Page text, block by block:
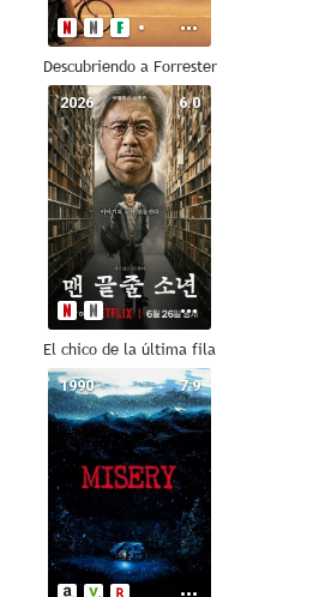
Descubriendo a Forrester
6.0
2026
El chico de la última fila
7.9
1990